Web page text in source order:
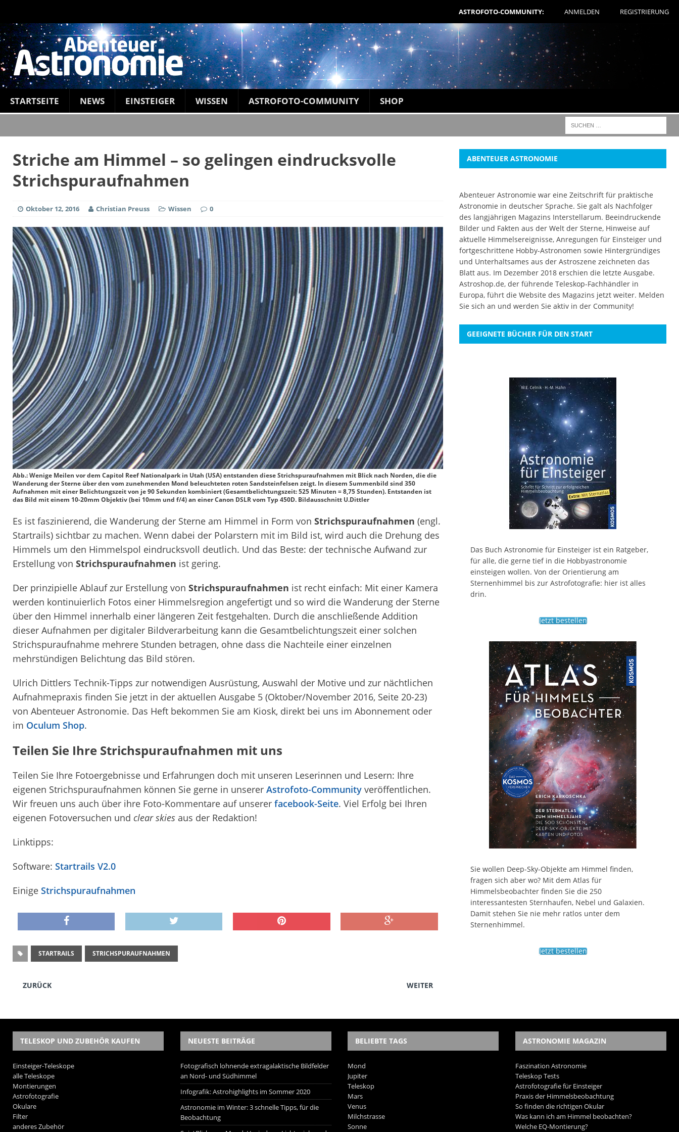
ASTROFOTO-COMMUNITY: ANMELDEN REGISTRIERUNG
STARTSEITE NEWS EINSTEIGER WISSEN ASTROFOTO-COMMUNITY SHOP
Striche am Himmel – so gelingen eindrucksvolle
Strichspuraufnahmen
Oktober 12, 2016 Christian Preuss Wissen 0
Abb.: Wenige Meilen vor dem Capitol Reef Nationalpark in Utah (USA) entstanden diese Strichspuraufnahmen mit Blick nach Norden, die die
Wanderung der Sterne über den vom zunehmenden Mond beleuchteten roten Sandsteinfelsen zeigt. In diesem Summenbild sind 350
Aufnahmen mit einer Belichtungszeit von je 90 Sekunden kombiniert (Gesamtbelichtungszeit: 525 Minuten = 8,75 Stunden). Entstanden ist
das Bild mit einem 10-20mm Objektiv (bei 10mm und f/4) an einer Canon DSLR vom Typ 450D. Bildausschnitt U.Dittler
Es ist faszinierend, die Wanderung der Sterne am Himmel in Form von Strichspuraufnahmen (engl.
Startrails) sichtbar zu machen. Wenn dabei der Polarstern mit im Bild ist, wird auch die Drehung des
Himmels um den Himmelspol eindrucksvoll deutlich. Und das Beste: der technische Aufwand zur
Erstellung von Strichspuraufnahmen ist gering.
Der prinzipielle Ablauf zur Erstellung von Strichspuraufnahmen ist recht einfach: Mit einer Kamera
werden kontinuierlich Fotos einer Himmelsregion angefertigt und so wird die Wanderung der Sterne
über den Himmel innerhalb einer längeren Zeit festgehalten. Durch die anschließende Addition
dieser Aufnahmen per digitaler Bildverarbeitung kann die Gesamtbelichtungszeit einer solchen
Strichspuraufnahme mehrere Stunden betragen, ohne dass die Nachteile einer einzelnen
mehrstündigen Belichtung das Bild stören.
Ulrich Dittlers Technik-Tipps zur notwendigen Ausrüstung, Auswahl der Motive und zur nächtlichen
Aufnahmepraxis finden Sie jetzt in der aktuellen Ausgabe 5 (Oktober/November 2016, Seite 20-23)
von Abenteuer Astronomie. Das Heft bekommen Sie am Kiosk, direkt bei uns im Abonnement oder
im Oculum Shop.
Teilen Sie Ihre Strichspuraufnahmen mit uns
Teilen Sie Ihre Fotoergebnisse und Erfahrungen doch mit unseren Leserinnen und Lesern: Ihre
eigenen Strichspuraufnahmen können Sie gerne in unserer Astrofoto-Community veröffentlichen.
Wir freuen uns auch über ihre Foto-Kommentare auf unserer facebook-Seite. Viel Erfolg bei Ihren
eigenen Fotoversuchen und clear skies aus der Redaktion!
Linktipps:
Software: Startrails V2.0
Einige Strichspuraufnahmen
STARTRAILS STRICHSPURAUFNAHMEN
ZURÜCK WEITER
ABENTEUER ASTRONOMIE
Abenteuer Astronomie war eine Zeitschrift für praktische
Astronomie in deutscher Sprache. Sie galt als Nachfolger
des langjährigen Magazins Interstellarum. Beeindruckende
Bilder und Fakten aus der Welt der Sterne, Hinweise auf
aktuelle Himmelsereignisse, Anregungen für Einsteiger und
fortgeschrittene Hobby-Astronomen sowie Hintergründiges
und Unterhaltsames aus der Astroszene zeichneten das
Blatt aus. Im Dezember 2018 erschien die letzte Ausgabe.
Astroshop.de, der führende Teleskop-Fachhändler in
Europa, führt die Website des Magazins jetzt weiter. Melden
Sie sich an und werden Sie aktiv in der Community!
GEEIGNETE BÜCHER FÜR DEN START
Das Buch Astronomie für Einsteiger ist ein Ratgeber,
für alle, die gerne tief in die Hobbyastronomie
einsteigen wollen. Von der Orientierung am
Sternenhimmel bis zur Astrofotografie: hier ist alles
drin.
Jetzt bestellen
Sie wollen Deep-Sky-Objekte am Himmel finden,
fragen sich aber wo? Mit dem Atlas für
Himmelsbeobachter finden Sie die 250
interessantesten Sternhaufen, Nebel und Galaxien.
Damit stehen Sie nie mehr ratlos unter dem
Sternenhimmel.
Jetzt bestellen
TELESKOP UND ZUBEHÖR KAUFEN
Einsteiger-Teleskope
alle Teleskope
Montierungen
Astrofotografie
Okulare
Filter
anderes Zubehör
NEUESTE BEITRÄGE
Fotografisch lohnende extragalaktische Bildfelder
an Nord- und Südhimmel
Infografik: Astrohighlights im Sommer 2020
Astronomie im Winter: 3 schnelle Tipps, für die
Beobachtung
BELIEBTE TAGS
Mond
Jupiter
Teleskop
Mars
Venus
Milchstrasse
Sonne
ASTRONOMIE MAGAZIN
Faszination Astronomie
Teleskop Tests
Astrofotografie für Einsteiger
Praxis der Himmelsbeobachtung
So finden die richtigen Okular
Was kann ich am Himmel beobachten?
Welche EQ-Montierung?